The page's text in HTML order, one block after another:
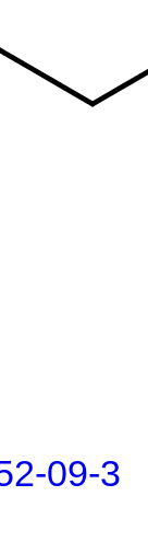
09-3